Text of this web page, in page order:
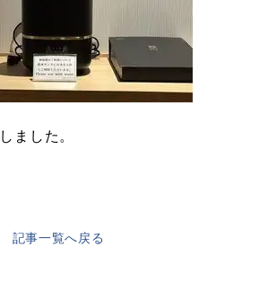
ました。
記事一覧へ戻る